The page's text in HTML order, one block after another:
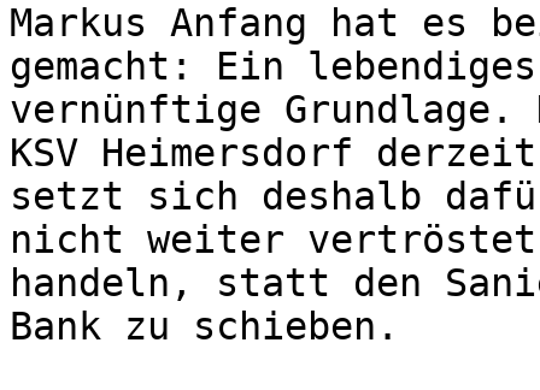
Markus Anfang hat es
gemacht: Ein
vernünftige Grundlage.
KSV Heimersdorf
setzt sich deshalb
nicht weiter
handeln, statt den
Bank zu schieben.